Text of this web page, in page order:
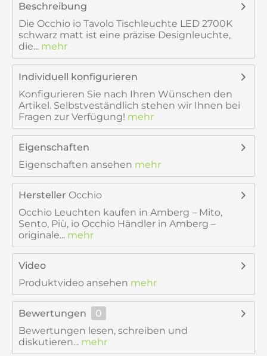
Beschreibung
Die Occhio io Tavolo Tischleuchte LED 2700K
schwarz matt ist eine präzise Designleuchte,
die... mehr
Individuell konfigurieren
Konfigurieren Sie nach Ihren Wünschen den
Artikel. Selbstveständlich stehen wir Ihnen bei
Fragen zur Verfügung! mehr
Eigenschaften
Eigenschaften ansehen mehr
Hersteller Occhio
Occhio Leuchten kaufen in Amberg – Mito,
Sento, Più, io Occhio Händler in Amberg –
originale... mehr
Video
Produktvideo ansehen mehr
Bewertungen
0
Bewertungen lesen, schreiben und
diskutieren... mehr